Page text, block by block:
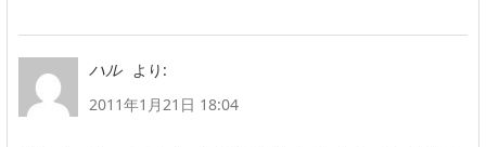
ハル
より:
2011年1月21日 18:04